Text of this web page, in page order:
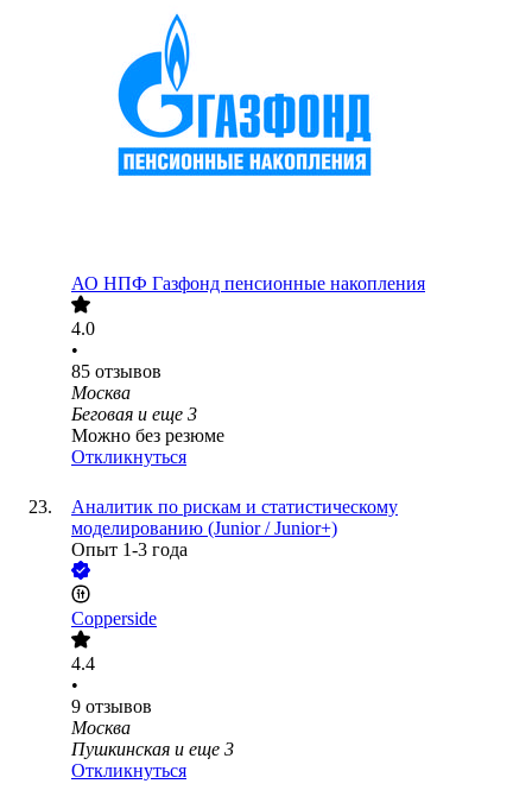
АО НПФ Газфонд пенсионные накопления
4.0
•
85 отзывов
Москва
Беговая и еще 3
Можно без резюме
Откликнуться
Аналитик по рискам и статистическому
моделированию (Junior / Junior+)
Опыт 1-3 года
Copperside
4.4
•
9 отзывов
Москва
Пушкинская и еще 3
Откликнуться